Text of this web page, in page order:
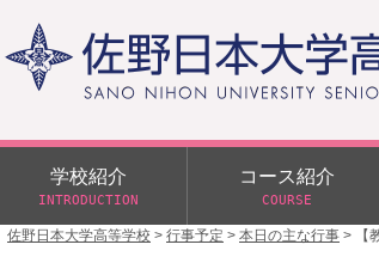
佐野日本大学高等学校 > 行事予定 > 本日の主な行事 >
学校紹介
INTRODUCTION
コース紹介
COURSE